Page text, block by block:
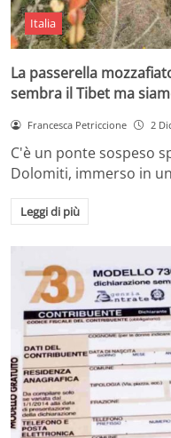
Italia
La passerella
sembra il Tibet ma
Francesca Petriccione 2
C'è un ponte sospeso
Dolomiti, immerso in
Leggi di più